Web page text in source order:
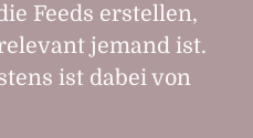
Feeds erstellen,
jemand ist.
ist dabei von